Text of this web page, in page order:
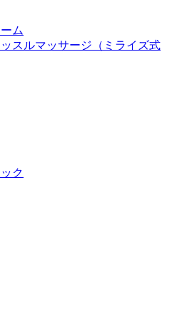
ム
スルマッサージ（ミライズ式
ク